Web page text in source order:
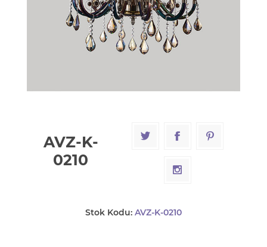
AVZ-K-
0210
Stok Kodu: AVZ-K-0210